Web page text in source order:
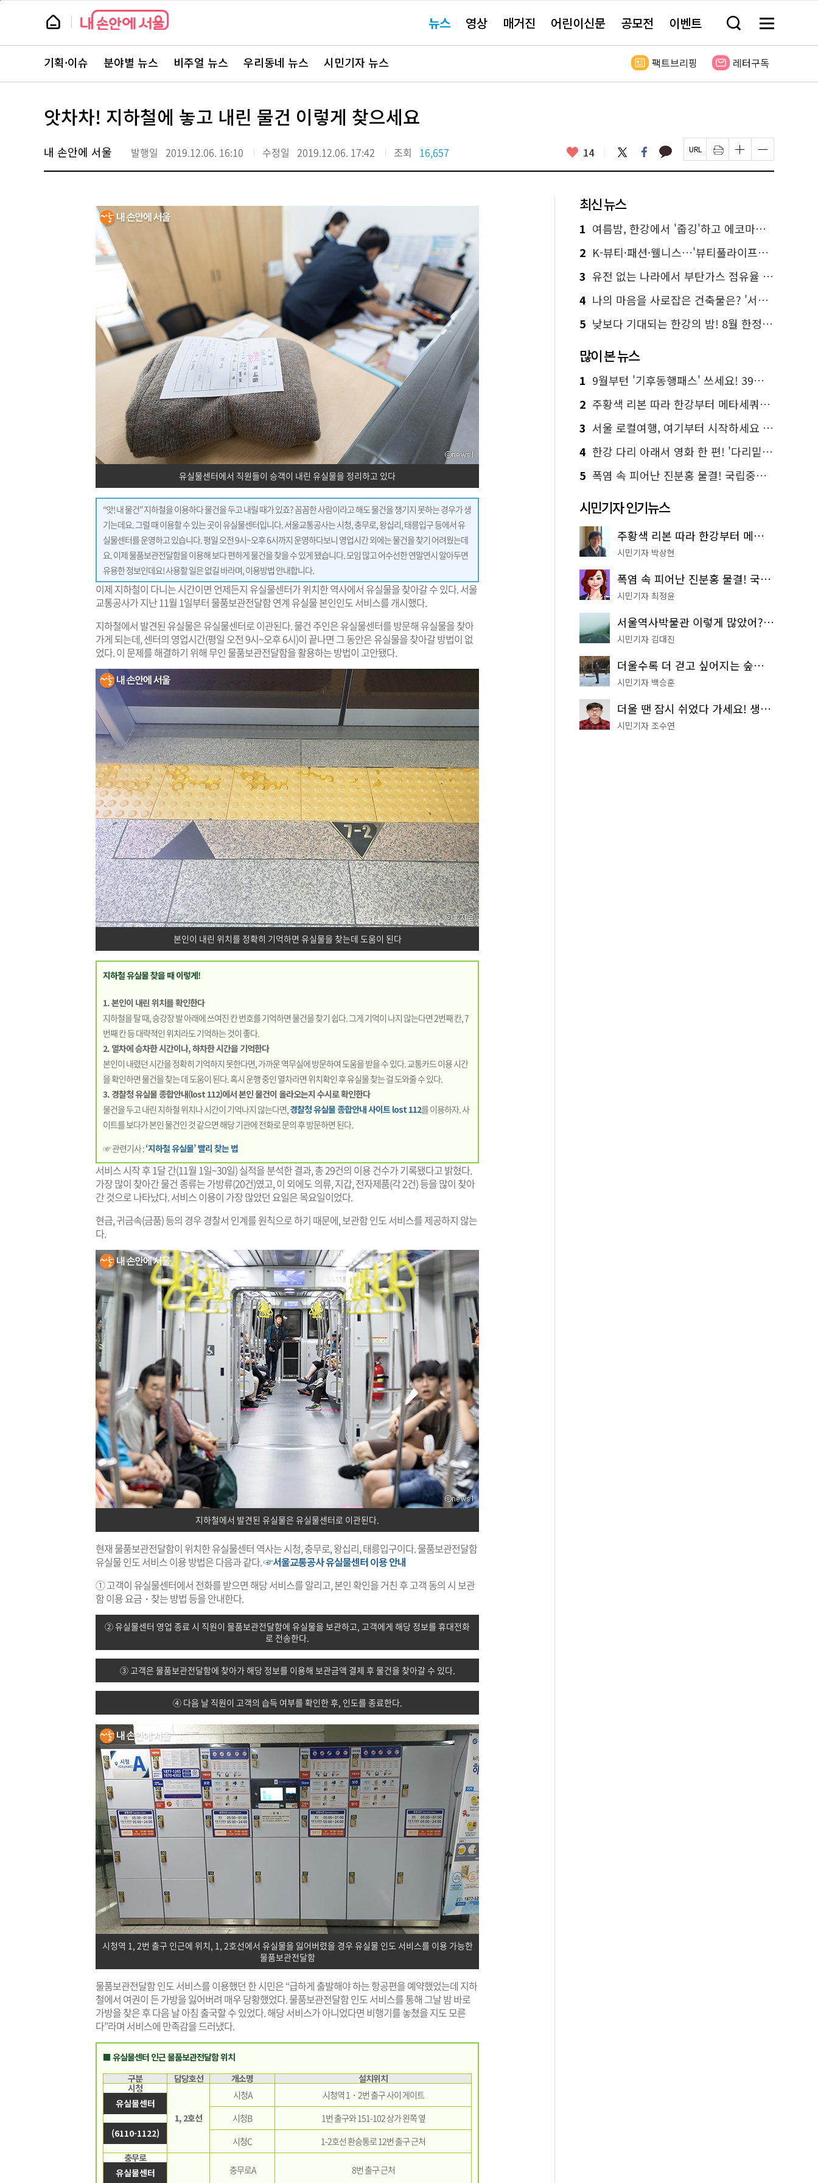
본
뉴
스 요뉴스 영상 매거진 어린이신문 공모전 이벤트 검
창
기
메
전
보
뉴
스
주
서
바
로
기획·이슈 분야별 뉴스 비주얼 뉴스 우리동네 뉴스 시민기자 뉴스 팩트브리핑 레터구독
앗차차! 지하철에 놓고 내린 물건 이렇게 찾으세요
내 손안에 서울 발행일 2019.12.06. 16:10 수정일 2019.12.06. 17:42 조회 16,657 좋
요
14 트
위
터
페
이
스
카
카 페
이
지
인
쇄
하
글
자
크
하
기
글
자
크
하
유실물센터에서 직원들이 승객이 내린 유실물을 정리하고 있다
“앗! 내 물건” 지하철을 이용하다 물건을 두고 내릴 때가 있죠? 꼼꼼한 사람이라고 해도 물건을 챙기지 못하는 경우가 생
기는데요. 그럴 때 이용할 수 있는 곳이 유실물센터입니다. 서울교통공사는 시청, 충무로, 왕십리, 태릉입구 등에서 유
실물센터를 운영하고 있습니다. 평일 오전 9시~오후 6시까지 운영하다보니 영업시간 외에는 물건을 찾기 어려웠는데
요. 이제 물품보관전달함을 이용해 보다 편하게 물건을 찾을 수 있게 됐습니다. 모임 많고 어수선한 연말연시 알아두면
유용한 정보인데요! 사용할 일은 없길 바라며, 이용방법 안내합니다.
이제 지하철이 다니는 시간이면 언제든지 유실물센터가 위치한 역사에서 유실물을 찾아갈 수 있다. 서울
교통공사가 지난 11월 1일부터 물품보관전달함 연계 유실물 본인인도 서비스를 개시했다.
지하철에서 발견된 유실물은 유실물센터로 이관된다. 물건 주인은 유실물센터를 방문해 유실물을 찾아
가게 되는데, 센터의 영업시간(평일 오전 9시~오후 6시)이 끝나면 그 동안은 유실물을 찾아갈 방법이 없
었다. 이 문제를 해결하기 위해 무인 물품보관전달함을 활용하는 방법이 고안됐다.
본인이 내린 위치를 정확히 기억하면 유실물을 찾는데 도움이 된다
지하철 유실물 찾을 때 이렇게!
1. 본인이 내린 위치를 확인한다
지하철을 탈 때, 승강장 발 아래에 쓰여진 칸 번호를 기억하면 물건을 찾기 쉽다. 그게 기억이 나지 않는다면 2번째 칸, 7
번째 칸 등 대략적인 위치라도 기억하는 것이 좋다.
2. 열차에 승차한 시간이나, 하차한 시간을 기억한다
본인이 내렸던 시간을 정확히 기억하지 못한다면, 가까운 역무실에 방문하여 도움을 받을 수 있다. 교통카드 이용 시간
을 확인하면 물건을 찾는 데 도움이 된다. 혹시 운행 중인 열차라면 위치확인 후 유실물 찾는 걸 도와줄 수 있다.
3. 경찰청 유실물 종합안내(lost 112)에서 본인 물건이 올라오는지 수시로 확인한다
물건을 두고 내린 지하철 위치나 시간이 기억나지 않는다면,경찰청 유실물 종합안내 사이트 lost 112를 이용하자. 사
이트를 보다가 본인 물건인 것 같으면 해당 기관에 전화로 문의 후 방문하면 된다.
☞ 관련기사 :‘지하철 유실물’ 빨리 찾는 법
서비스 시작 후 1달 간(11월 1일~30일) 실적을 분석한 결과, 총 29건의 이용 건수가 기록됐다고 밝혔다.
가장 많이 찾아간 물건 종류는 가방류(20건)였고, 이 외에도 의류, 지갑, 전자제품(각 2건) 등을 많이 찾아
간 것으로 나타났다. 서비스 이용이 가장 많았던 요일은 목요일이었다.
현금, 귀금속(금품) 등의 경우 경찰서 인계를 원칙으로 하기 때문에, 보관함 인도 서비스를 제공하지 않는
다.
지하철에서 발견된 유실물은 유실물센터로 이관된다.
현재 물품보관전달함이 위치한 유실물센터 역사는 시청, 충무로, 왕십리, 태릉입구이다. 물품보관전달함
유실물 인도 서비스 이용 방법은 다음과 같다.☞서울교통공사 유실물센터 이용 안내
① 고객이 유실물센터에서 전화를 받으면 해당 서비스를 알리고, 본인 확인을 거친 후 고객 동의 시 보관
함 이용 요금・찾는 방법 등을 안내한다.
② 유실물센터 영업 종료 시 직원이 물품보관전달함에 유실물을 보관하고, 고객에게 해당 정보를 휴대전화
로 전송한다.
③ 고객은 물품보관전달함에 찾아가 해당 정보를 이용해 보관금액 결제 후 물건을 찾아갈 수 있다.
④ 다음 날 직원이 고객의 습득 여부를 확인한 후, 인도를 종료한다.
시청역 1, 2번 출구 인근에 위치, 1, 2호선에서 유실물을 잃어버렸을 경우 유실물 인도 서비스를 이용 가능한
물품보관전달함
물품보관전달함 인도 서비스를 이용했던 한 시민은 “급하게 출발해야 하는 항공편을 예약했었는데 지하
철에서 여권이 든 가방을 잃어버려 매우 당황했었다. 물품보관전달함 인도 서비스를 통해 그날 밤 바로
가방을 찾은 후 다음 날 아침 출국할 수 있었다. 해당 서비스가 아니었다면 비행기를 놓쳤을 지도 모른
다”라며 서비스에 만족감을 드러냈다.
■ 유실물센터 인근 물품보관전달함 위치
구분
담당호선 개소명
설치위치
시청
유실물센터
(6110-1122)
1, 2호선
시청A
시청역 1・2번 출구 사이 게이트
시청B
1번 출구와 151-102 상가 왼쪽 옆
시청C
1-2호선 환승통로 12번 출구 근처
충무로
유실물센터
충무로A 8번 출구 근처
최신 뉴스
1 여름밤, 한강에서 '줍깅'하고 에코마일리지도 줍줍!
2 K-뷰티·패션·웰니스…'뷰티풀라이프인서울' 6일부터 사전 예약
3 유전 없는 나라에서 부탄가스 점유율 1위 가능? Yes, I 'CAN'
4 나의 마음을 사로잡은 건축물은? '서울시 건축상' 수상작 공개!
5 낮보다 기대되는 한강의 밤! 8월 한정 무료 '한강 밤핑' 예약은?
많이 본 뉴스
1 9월부턴 '기후동행패스' 쓰세요! 39세까지 청년 혜택
2 주황색 리본 따라 한강부터 메타세쿼이아 숲길까지…서울둘레길 15코스
3 서울 로컬여행, 여기부터 시작하세요 '서울에디션25'
4 한강 다리 아래서 영화 한 편! '다리밑 영화관' 무료 상영
5 폭염 속 피어난 진분홍 물결! 국립중앙박물관 배롱나무 명소
시민기자 인기뉴스
주황색 리본 따라 한강부터 메타세쿼이아 숲길까지…서울둘레길 15코스
시민기자 박상현
폭염 속 피어난 진분홍 물결! 국립중앙박물관 배롱나무 명소
시민기자 최정윤
서울역사박물관 이렇게 많았어? 주말마다 한 곳씩 떠나는 역사 산책
시민기자 김대진
더울수록 더 걷고 싶어지는 숲길! 서울둘레길 '아차산 코스'
시민기자 백승훈
더울 땐 잠시 쉬었다 가세요! 생수 냉장고부터 해피소·무더위쉼터까지
시민기자 조수연
페